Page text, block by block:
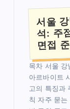
서울
석: 주
면접
목차 서울 강
아르바이트
고의 특징과
칙 자주 묻는